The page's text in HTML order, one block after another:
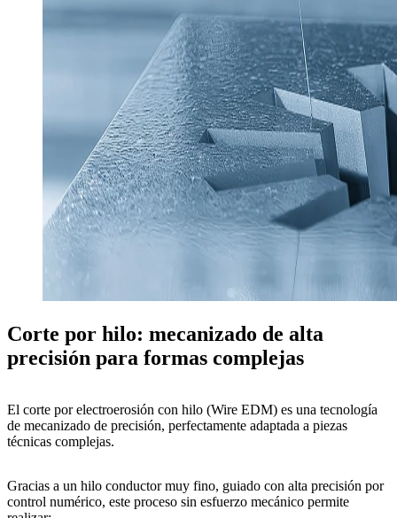
Corte por hilo: mecanizado de alta
precisión para formas complejas
El corte por electroerosión con hilo (Wire EDM) es una tecnología
de mecanizado de precisión, perfectamente adaptada a piezas
técnicas complejas.
Gracias a un hilo conductor muy fino, guiado con alta precisión por
control numérico, este proceso sin esfuerzo mecánico permite